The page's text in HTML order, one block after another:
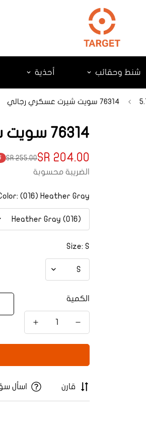
شنط وحقائب أحذية
76314 سويت شيرت عسكري رجالي
76314 سويت شيرت عسكري رجالي
Translation
missing:
204.00 SR
Translation
missing:
255.00 SR
الضريبة محسوبة
(016) Heather Gray
Size: S
الكمية
قارن اسأل